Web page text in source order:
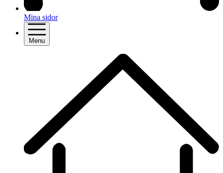
Mina sidor
Menu